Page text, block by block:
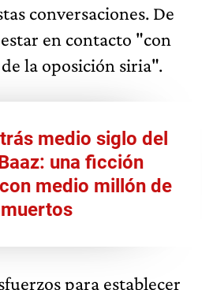
conversaciones. De
en contacto "con
la oposición siria".
medio siglo del
una ficción
medio millón de
muertos
para establecer